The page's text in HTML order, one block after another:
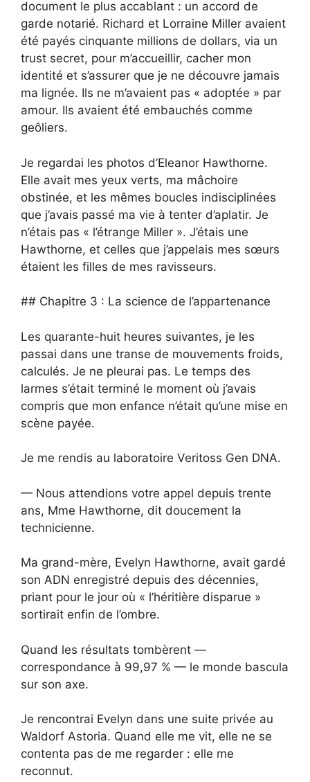
document le plus accablant : un accord de
garde notarié. Richard et Lorraine Miller avaient
été payés cinquante millions de dollars, via un
trust secret, pour m’accueillir, cacher mon
identité et s’assurer que je ne découvre jamais
ma lignée. Ils ne m’avaient pas « adoptée » par
amour. Ils avaient été embauchés comme
geôliers.
Je regardai les photos d’Eleanor Hawthorne.
Elle avait mes yeux verts, ma mâchoire
obstinée, et les mêmes boucles indisciplinées
que j’avais passé ma vie à tenter d’aplatir. Je
n’étais pas « l’étrange Miller ». J’étais une
Hawthorne, et celles que j’appelais mes sœurs
étaient les filles de mes ravisseurs.
## Chapitre 3 : La science de l’appartenance
Les quarante-huit heures suivantes, je les
passai dans une transe de mouvements froids,
calculés. Je ne pleurai pas. Le temps des
larmes s’était terminé le moment où j’avais
compris que mon enfance n’était qu’une mise en
scène payée.
Je me rendis au laboratoire Veritoss Gen DNA.
— Nous attendions votre appel depuis trente
ans, Mme Hawthorne, dit doucement la
technicienne.
Ma grand-mère, Evelyn Hawthorne, avait gardé
son ADN enregistré depuis des décennies,
priant pour le jour où « l’héritière disparue »
sortirait enfin de l’ombre.
Quand les résultats tombèrent —
correspondance à 99,97 % — le monde bascula
sur son axe.
Je rencontrai Evelyn dans une suite privée au
Waldorf Astoria. Quand elle me vit, elle ne se
contenta pas de me regarder : elle me
reconnut.